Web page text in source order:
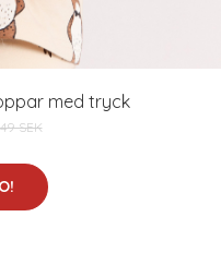
med tryck
SEK